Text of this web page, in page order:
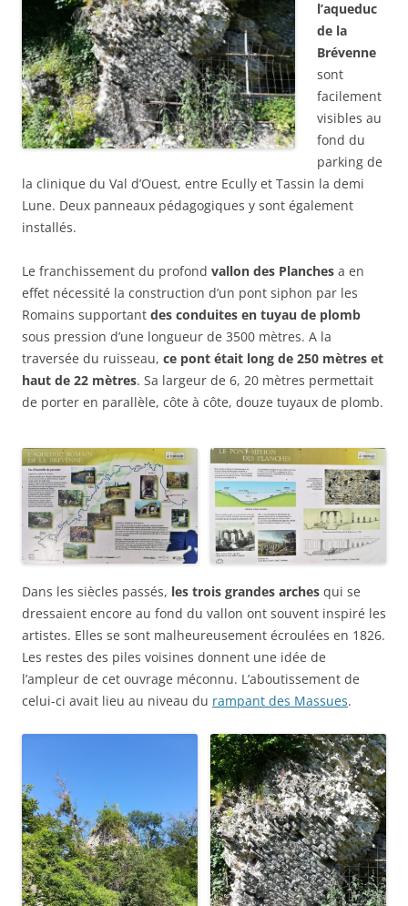
l’aqueduc
de la
Brévenne
sont
facilement
visibles au
fond du
parking de
la clinique du Val d’Ouest, entre Ecully et Tassin la demi
Lune. Deux panneaux pédagogiques y sont également
installés.
Le franchissement du profond vallon des Planches a en
effet nécessité la construction d’un pont siphon par les
Romains supportant des conduites en tuyau de plomb
sous pression d’une longueur de 3500 mètres. A la
traversée du ruisseau, ce pont était long de 250 mètres et
haut de 22 mètres. Sa largeur de 6, 20 mètres permettait
de porter en parallèle, côte à côte, douze tuyaux de plomb.
Dans les siècles passés, les trois grandes arches qui se
dressaient encore au fond du vallon ont souvent inspiré les
artistes. Elles se sont malheureusement écroulées en 1826.
Les restes des piles voisines donnent une idée de
l’ampleur de cet ouvrage méconnu. L’aboutissement de
celui-ci avait lieu au niveau du rampant des Massues.